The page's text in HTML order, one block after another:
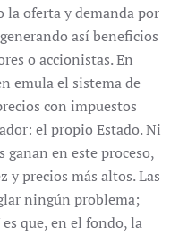
oferta y demanda por
así beneficios
o accionistas. En
emula el sistema de
con impuestos
el propio Estado. Ni
ganan en este proceso,
y precios más altos. Las
ningún problema;
que, en el fondo, la